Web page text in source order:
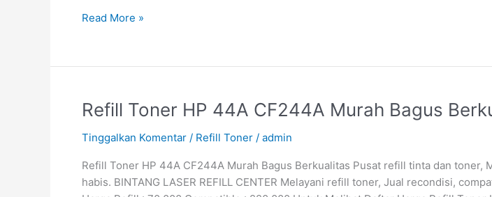
Read More »
Refill Toner HP 44A CF244A Murah Bagus
Tinggalkan Komentar / Refill Toner / admin
Refill Toner HP 44A CF244A Murah Bagus Berkualitas Pusat refill tinta dan
habis. BINTANG LASER REFILL CENTER Melayani refill toner, Jual recondisi,
Refill
HP
CF244A
Murah